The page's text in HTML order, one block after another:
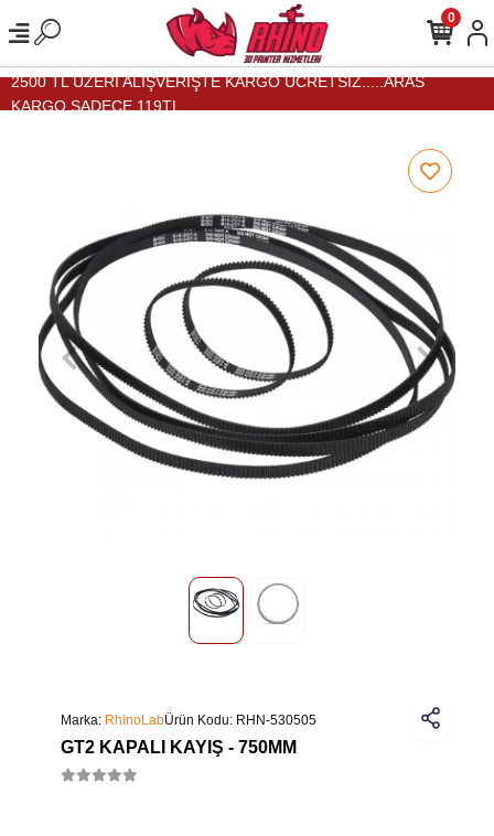
2500 TL ÜZERİ ALIŞVERİŞTE KARGO ÜCRETSİZ.....ARAS
KARGO SADECE 119TL...
0
Marka: RhinoLabÜrün Kodu: RHN-530505
GT2 KAPALI KAYIŞ - 750MM